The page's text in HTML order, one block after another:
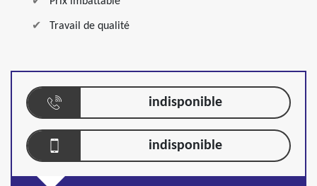
Travail de qualité
indisponible
indisponible